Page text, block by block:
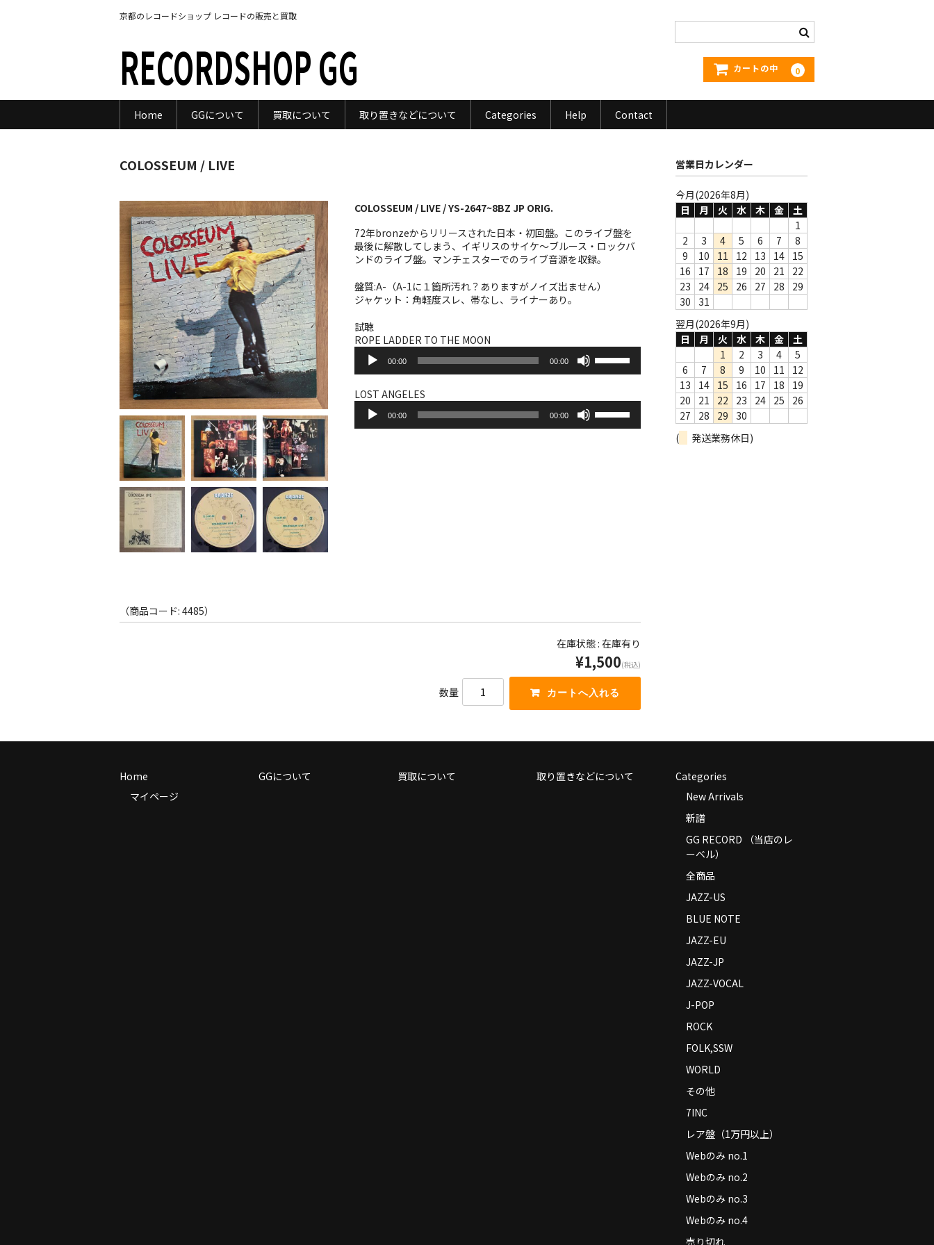
京都のレコードショップ レコードの販売と買取
RECORDSHOP GG カートの中 0
Home GGについて 買取について 取り置きなどについて Categories Help Contact
COLOSSEUM / LIVE
COLOSSEUM / LIVE / YS-2647~8BZ JP ORIG.
72年bronzeからリリースされた日本・初回盤。このライブ盤を
最後に解散してしまう、イギリスのサイケ〜ブルース・ロックバ
ンドのライブ盤。マンチェスターでのライブ音源を収録。
盤質:A-（A-1に１箇所汚れ？ありますがノイズ出ません）
ジャケット：角軽度スレ、帯なし、ライナーあり。
試聴
ROPE LADDER TO THE MOON
プ
レ
ー
ー
00:00 00:00
リ
調
節
い。
LOST ANGELES
プ
00:00 00:00
リ
て
く
だ
い。
（商品コード: 4485）
在庫状態 : 在庫有り
¥1,500(税込)
数量
営業日カレンダー
今月(2026年8月)
日
月 火 水 木 金
土
1
2
3 4 5 6 7
8
9
10 11 12 13 14 15
16
17 18 19 20 21
22
23
24 25 26 27 28
29
30
31
翌月(2026年9月)
日
月 火 水 木 金
土
1
2 3 4
5
6
7 8 9 10 11
12
13
14 15 16 17 18
19
20
21 22 23 24 25
26
27
28 29
30
(
発送業務休日)
Home
マイページ
GGについて 買取について 取り置きなどについて
Categories
New Arrivals
新譜
GG RECORD （当店のレ
ーベル）
全商品
JAZZ-US
BLUE NOTE
JAZZ-EU
JAZZ-JP
JAZZ-VOCAL
J-POP
ROCK
FOLK,SSW
WORLD
その他
7INC
レア盤（1万円以上）
Webのみ no.1
Webのみ no.2
Webのみ no.3
Webのみ no.4
売り切れ